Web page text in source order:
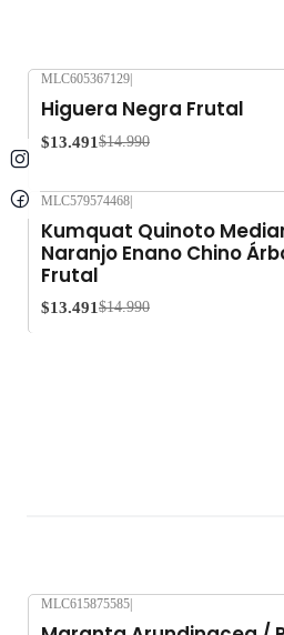
MLC605367129
Higuera Negra Frutal
$13.491 $14.990
MLC579574468|
Kumquat Quinoto
Naranjo Enano Chino
Frutal
$13.491 $14.990
MLC615875585|